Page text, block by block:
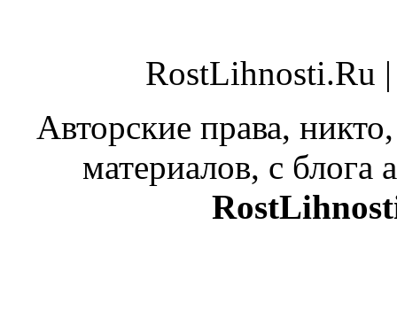
RostLihnosti.Ru
Авторские права,
материалов, с блога